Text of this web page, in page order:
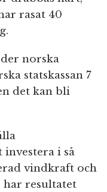
rasat 40
norska
statskassan 7
det kan bli
i så
vindkraft och
resultatet